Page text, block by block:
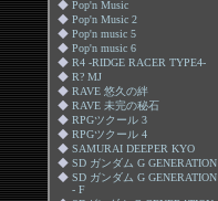
◆ Pop'n Music
◆ Pop'n Music 2
◆ Pop'n music 5
◆ Pop'n music 6
◆ R4 -RIDGE RACER TYPE4-
◆ R? MJ
◆ RAVE 悠久の絆
◆ RAVE 未完の秘石
◆ RPGツクール 3
◆ RPGツクール 4
◆ SAMURAI DEEPER KYO
◆ SD ガンダム G GENERATION
◆ SD ガンダム G GENERATION
- F